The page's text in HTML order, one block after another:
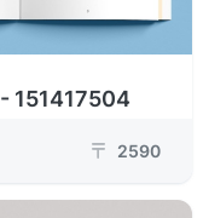
151417504
₸ 2590